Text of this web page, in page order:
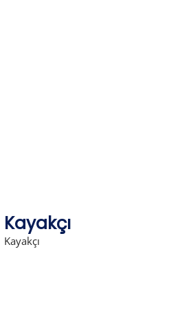
Kayakçı
Kayakçı